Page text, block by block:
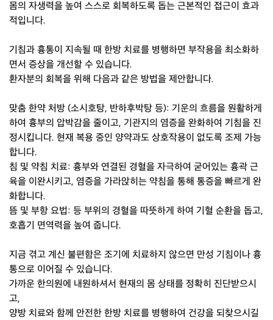
몸의 자생력을 높여 스스로 회복하도록 돕는 근본적인 접근이 효과
적입니다.
기침과 흉통이 지속될 때 한방 치료를 병행하면 부작용을 최소화하
면서 증상을 개선할 수 있습니다.
환자분의 회복을 위해 다음과 같은 방법을 제안합니다.
맞춤 한약 처방 (소시호탕, 반하후박탕 등): 기운의 흐름을 원활하게
하여 흉부의 압박감을 줄이고, 기관지의 염증을 완화하여 기침을 진
정시킵니다. 현재 복용 중인 양약과도 상호작용이 없도록 조제 가능
합니다.
침 및 약침 치료: 흉부와 연결된 경혈을 자극하여 굳어있는 흉곽 근
육을 이완시키고, 염증을 가라앉히는 약침을 통해 통증을 빠르게 완
화합니다.
뜸 및 부항 요법: 등 부위의 경혈을 따뜻하게 하여 기혈 순환을 돕고,
호흡기 면역력을 높여 줍니다.
지금 겪고 계신 불편함은 조기에 치료하지 않으면 만성 기침이나 흉
통으로 이어질 수 있습니다.
가까운 한의원에 내원하셔서 현재의 몸 상태를 정확히 진단받으시
고,
양방 치료와 함께 안전한 한방 치료를 병행하여 건강을 되찾으시길